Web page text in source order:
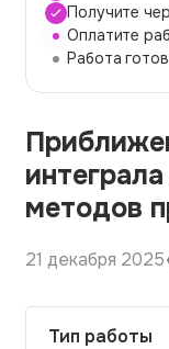
Темы работ
О сервисе
О компании
Наши гарантии
Вопросы и
Контакты
Получите
Оплатите
Работа
методов
21 декабря 2025
Тип работы